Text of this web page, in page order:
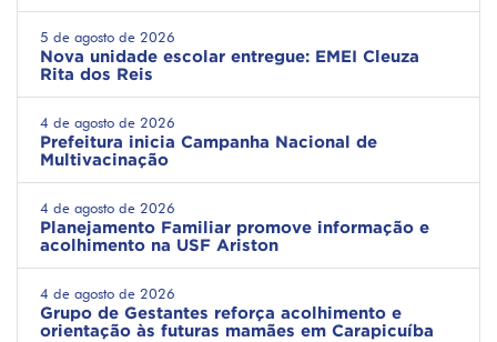
5 de agosto de 2026
Nova unidade escolar entregue: EMEI Cleuza
Rita dos Reis
4 de agosto de 2026
Prefeitura inicia Campanha Nacional de
Multivacinação
4 de agosto de 2026
Planejamento Familiar promove informação e
acolhimento na USF Ariston
4 de agosto de 2026
Grupo de Gestantes reforça acolhimento e
orientação às futuras mamães em Carapicuíba